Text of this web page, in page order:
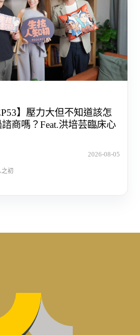
】壓力大但不知道該怎
商嗎？Feat.洪培芸臨床心
2026-08-05
初